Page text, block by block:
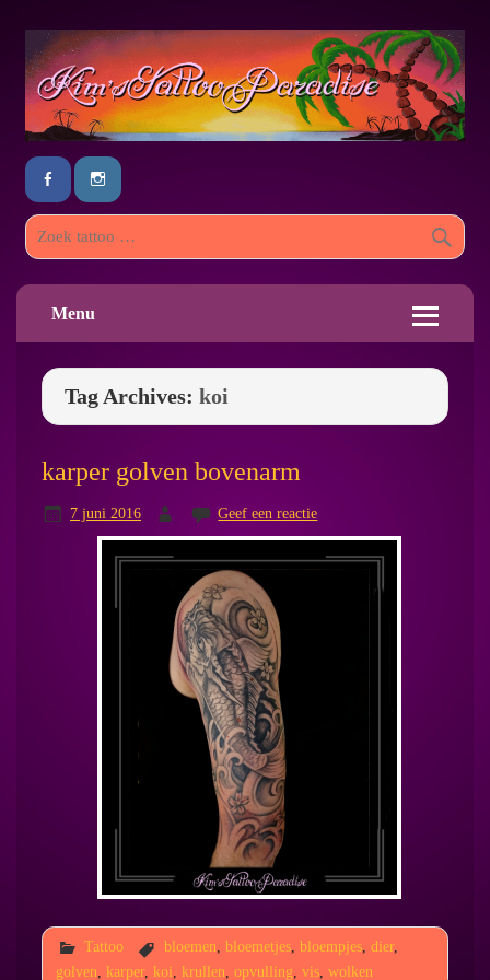
Menu
Tag Archives: koi
karper golven bovenarm
7 juni 2016 Geef een reactie
Tattoo bloemen bloemetjes, bloempjes, dier,
golven
karper, koi krullen opvulling vis, wolken